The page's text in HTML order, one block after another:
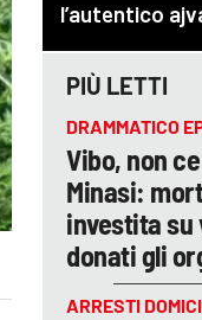
PIÙ LETTI
DRAMMATICO
Vibo, non
Minasi:
investita
donati gli
ARRESTI